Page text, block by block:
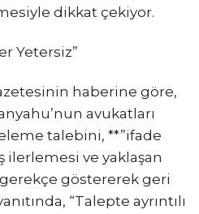
dikkat çekiyor.
Yetersiz”
haberine göre,
avukatları
talebini, **”ifade
ilerlemesi ve yaklaşan
göstererek geri
“Talepte ayrıntılı